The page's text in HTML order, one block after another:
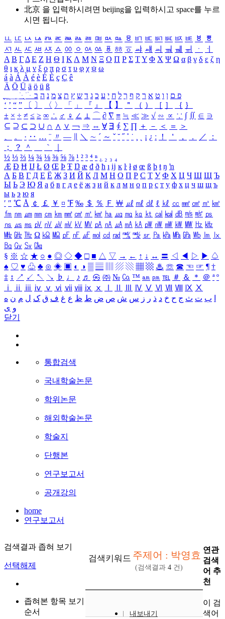
北京 을 입력하시려면 beijing을 입력하시고 space를 누르
시면 됩니다.
ㅥ ㅦ ㅧ ㅨ ㅩ ㅪ ㅫ ㅬ ㅭ ㅮ ㅯ ㅰ ㅱ ㅲ ㅳ ㅴ ㅵ ㅶ ㅷ ㅸ
ㅹ
ㅺ ㅻ ㅼ ㅽ ㅾ ㅿ ㆀ ㆁ ㆂ ㆃ ㆄ ㆅ ㆆ ㆇ ㆈ ㆉ ㆊ ㆋ ㆌ ㆍ
ㆎ
Α Β ΓΔ Ε Ζ Η Θ Ι ΚΛ Μ Ν Ξ Ο Π Ρ Σ ΤΥ Φ Χ Ψ Ω α β γ δ ε ζ η
θ ι κ λ μ ν ξ ο π ρ σ τ υ φ χ ψ ω
á à Á À é è É È ç Ç ê
Ä Ö Ü ä ö ü ß
ִֶֹ ֻּ ׁׂ פ ם ן ו ט א ר ק ף ך ל ח י ע כ ג ד ש ץ ת צ מ נ ה ב
‘ ’ “ ” 〔 〕 〈 〉 「 」 『 』 【 】 ＂ （ ） ［ ］ ｛ ｝
± × ÷ ≠ ≤ ≥ ∞ ∴ ♂ ♀ ∠ ⊥ ⌒ ∂ ∇ ≡ ≒ ≪ ≫ √ ∽ ∝ ∵ ∫ ∬ ∈ ∋
⊆ ⊇ ⊂ ⊃ ∪ ∩ ∧ ∨ ￢ ⇒ ⇔ ∀ ∃ ∮ ∑ ∏ ＋ － ＜ ＝
＞
、
。 · ‥ … ¨ 〃 ― ＼ ∼ ´ ～ ˇ ˘ ˝ ˚ ˙ ¸ ¡ ¿ ː ！ ＇ ， ． ／
：
；
？ ＾ ｀
½ ⅓ ⅔ ¼ ¾ ⅛ ⅜ ⅝ ⅞ ¹ ² ³ ⁴ ⁿ ₁ ₂ ₃ ₄
Æ Ð Ħ Ĳ Ł Ø Œ Þ Ŧ Ŋ æ đ ð ħ ı ĳ ĸ ŀ ł ø œ ß þ ŧ ŋ ŉ
А Б В Г Д Е Ё Ж З И Й К Л М Н О П Р С Т У Ф Х Ц Ч Ш Щ Ъ
Ы Ь Э Ю Я а б в г д е ё ж з и й к л м н о п р с т у ф х ц ч ш щ ъ
ы ь э ю я
′ ″ ℃ Å ￠ ￡ ￥ ¤ ℉ ‰ ＄ ％ Ｆ ￦ ㎕ ㎖ ㎗ ℓ ㎘ ㏄ ㎣ ㎤ ㎥ ㎦
㎙ ㎚ ㎛ ㎜ ㎝ ㎞ ㎟ ㎠ ㎡ ㎢ ㏊ ㎍ ㎎ ㎏ ㏏ ㎈ ㎉ ㏈ ㎧ ㎨ ㎰
㎱ ㎲ ㎳ ㎴ ㎵ ㎶ ㎷ ㎸ ㎹ ㎀ ㎁ ㎂ ㎃ ㎄ ㎺ ㎻ ㎽ ㎾ ㎿ ㎐ ㎑
㎒ ㎓ ㎔ Ω ㏀ ㏁ ㎊ ㎋ ㎌ ㏖ ㏅ ㎭ ㎮ ㎯ ㏛ ㎩ ㎪ ㎫ ㎬ ㏝ ㏐
㏓
㏃ ㏉ ㏜ ㏆
§ ※ ☆ ★ ○ ● ◎ ◇ ◆ □ ■ △ ▽ → ← ↑ ↓ ↔ 〓 ◁ ◀ ▷ ▶ ♤
♠ ♡ ♥ ♧ ♣ ⊙ ◈ ▣ ◐ ◑ ▒ ▤ ▨ ▧ ▦ ▩ ♨ ☏ ☎ ☜ ☞ ¶ †
‡ ↕ ↗ ↙ ↖ ↘ ♭ ♩ ♪ ♬ ㉿ ㈜ № ㏇ ™ ㏂ ㏘ ℡ ＃ ＆ ＊ ＠ ª º
ⅰ
ⅱ ⅲ ⅳ ⅴ ⅵ ⅶ ⅷ ⅸ ⅹ Ⅳ Ⅴ Ⅵ Ⅶ Ⅷ Ⅸ Ⅹ
ب ت ث ج ح خ د ذ ر ز س ش ص ض ط ظ ع غ ف ق ک ل م ن ه
و ی
닫기
통합검색
국내학술논문
학위논문
해외학술논문
학술지
단행본
연구보고서
공개강의
home
연구보고서
검색결과 좁혀 보기
선택해제
좁혀본 항목 보기
순서
검색키워드 주제어 : 박영효
(검색결과 4 건)
내보내기
연관
검색
어 추
천
이 검
색어